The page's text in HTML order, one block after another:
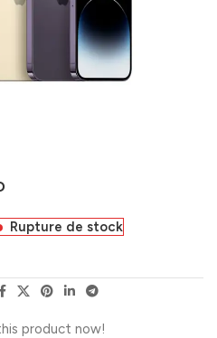
Rupture de stock
product now!